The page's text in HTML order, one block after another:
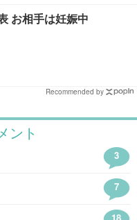
お相手は妊娠中
Recommended by